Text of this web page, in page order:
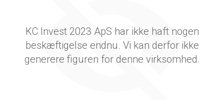
KC Invest 2023 ApS har ikke haft nogen
beskæftigelse endnu. Vi kan derfor ikke
generere figuren for denne virksomhed.